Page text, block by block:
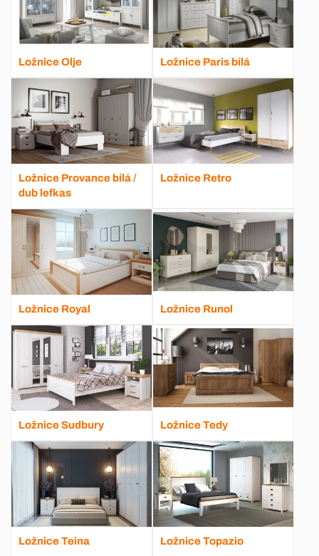
Ložnice Olje Ložnice Paris bílá
Ložnice Provance bílá /
dub lefkas
Ložnice Retro
Ložnice Royal Ložnice Runol
Ložnice Sudbury Ložnice Tedy
Ložnice Teina Ložnice Topazio